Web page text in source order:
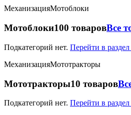
МеханизацияМотоблоки
Мотоблоки100 товаровВсе
Подкатегорий нет. Перейти в
МеханизацияМототракторы
Мототракторы10 товаров
Подкатегорий нет. Перейти в